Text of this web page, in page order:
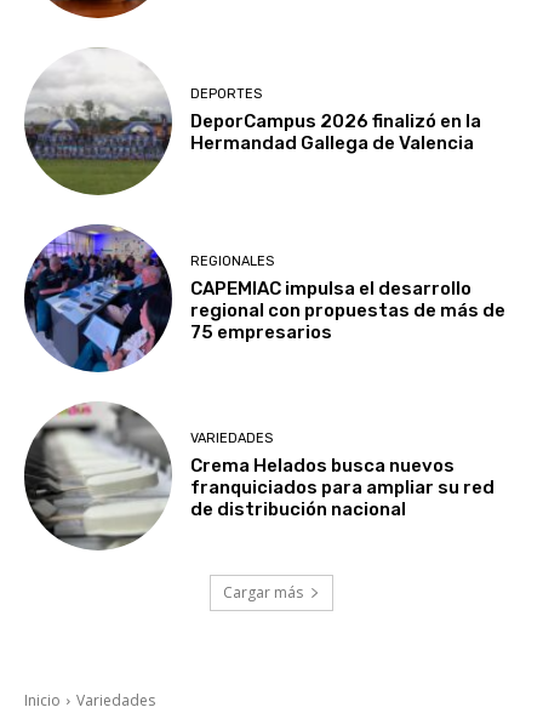
DEPORTES
DeporCampus 2026 finalizó en la
Hermandad Gallega de Valencia
REGIONALES
CAPEMIAC impulsa el desarrollo
regional con propuestas de más de
75 empresarios
VARIEDADES
Crema Helados busca nuevos
franquiciados para ampliar su red
de distribución nacional
Cargar más